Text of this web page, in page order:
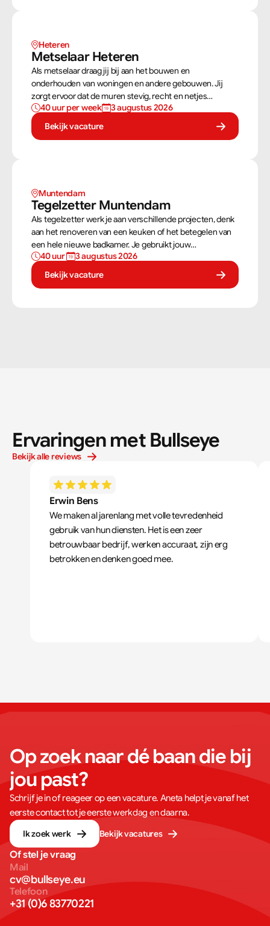
Heteren
Metselaar Heteren
Als metselaar draag jij bij aan het bouwen en
onderhouden van woningen en andere gebouwen. Jij
zorgt ervoor dat de muren stevig, recht en netjes
opgebouwd worden. Aan de hand van een bouwtekening
weet jij precies hoe een muur gebouwd moet worden.
Als metselaar kan je alleen werken of in een team je
40 uur per week
3 augustus 2026
Bekijk vacature
Muntendam
Tegelzetter Muntendam
Als tegelzetter werk je aan verschillende projecten, denk
aan het renoveren van een keuken of het betegelen van
een hele nieuwe badkamer. Je gebruikt jouw
vaardigheden om tegels perfect te plaatsen. Als
tegelzetter ben je voortdurend bezig met diverse taken.
40 uur
3 augustus 2026
Bekijk vacature
Ervaringen met Bullseye
Bekijk alle reviews
Erwin Bens
We maken al jarenlang met volle tevredenheid
gebruik van hun diensten. Het is een zeer
betrouwbaar bedrijf, werken accuraat, zijn erg
betrokken en denken goed mee.
Op zoek naar dé baan die bij
jou past?
Schrijf je in of reageer op een vacature. Aneta helpt je vanaf het
eerste contact tot je eerste werkdag en daarna.
Ik zoek werk
Bekijk vacatures
Of stel je vraag
Mail
cv@bullseye.eu
Telefoon
+31 (0)6 83770221